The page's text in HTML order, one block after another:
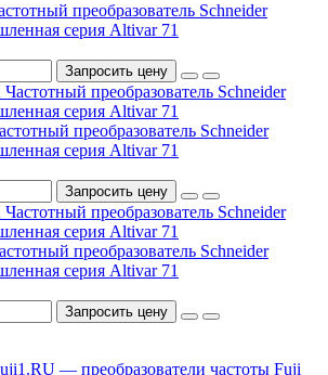
преобразователь Schneider
серия Altivar 71
Запросить цену
преобразователь Schneider
серия Altivar 71
Запросить цену
преобразователь Schneider
серия Altivar 71
Запросить цену
— преобразователи частоты Fuji